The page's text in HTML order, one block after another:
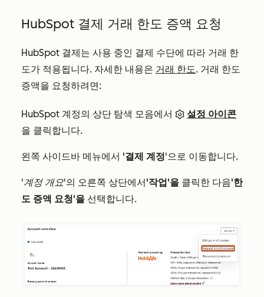
HubSpot 결제 거래 한도 증액 요청
HubSpot 결제는 사용 중인 결제 수단에 따라 거래 한
도가 적용됩니다. 자세한 내용은 거래 한도. 거래 한도
증액을 요청하려면:
HubSpot 계정의 상단 탐색 모음에서
설정 아이콘
을 클릭합니다.
왼쪽 사이드바 메뉴에서 '결제 계정'으로 이동합니다.
'계정 개요'의 오른쪽 상단에서'작업'을 클릭한 다음'한
도 증액 요청'을 선택합니다.